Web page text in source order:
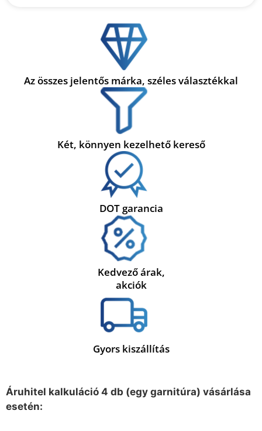
Az összes jelentős márka, széles választékkal
Két, könnyen kezelhető kereső
DOT garancia
Kedvező árak,
akciók
Gyors kiszállítás
Áruhitel kalkuláció 4 db (egy garnitúra) vásárlása
esetén: